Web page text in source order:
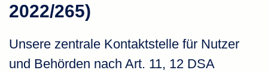
2022/265)
Unsere zentrale Kontaktstelle für Nutzer
und Behörden nach Art. 11, 12 DSA